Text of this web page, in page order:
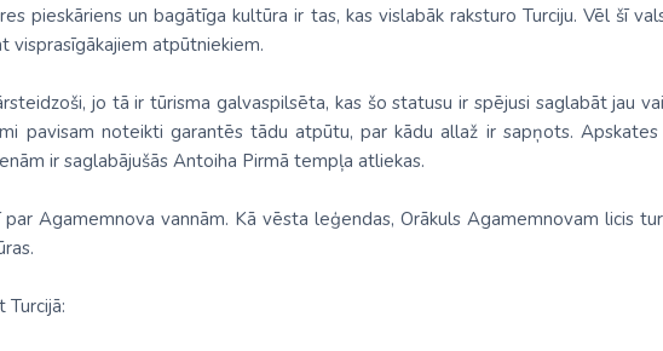
pieskāriens un bagātīga kultūra ir tas, kas vislabāk raksturo Turciju. Vēl šī
visprasīgākajiem atpūtniekiem.
jo tā ir tūrisma galvaspilsēta, kas šo statusu ir spējusi saglabāt jau
pavisam noteikti garantēs tādu atpūtu, par kādu allaž ir sapņots.
ir saglabājušās Antoiha Pirmā tempļa atliekas.
Agamemnova vannām. Kā vēsta leģendas, Orākuls Agamemnovam licis